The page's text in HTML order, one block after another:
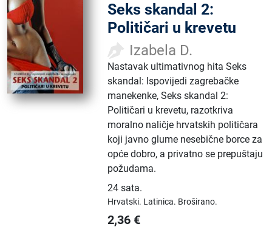
Seks skandal 2:
Političari u krevetu
Izabela D.
Nastavak ultimativnog hita Seks
skandal: Ispovijedi zagrebačke
manekenke, Seks skandal 2:
Političari u krevetu, razotkriva
moralno naličje hrvatskih političara
koji javno glume nesebične borce za
opće dobro, a privatno se prepuštaju
požudama.
24 sata.
Hrvatski. Latinica. Broširano.
2,36 €